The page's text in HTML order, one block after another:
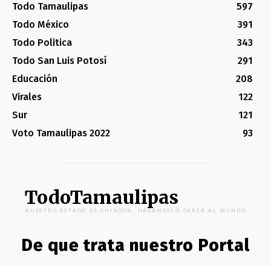
Todo Tamaulipas
597
Todo México
391
Todo Politica
343
Todo San Luis Potosí
291
Educación
208
Virales
122
Sur
121
Voto Tamaulipas 2022
93
TodoTamaulipas
NUESTRO ESTADO ES CHINGON, HAGAMOSLO SABER AL MUNDO
De que trata nuestro Portal